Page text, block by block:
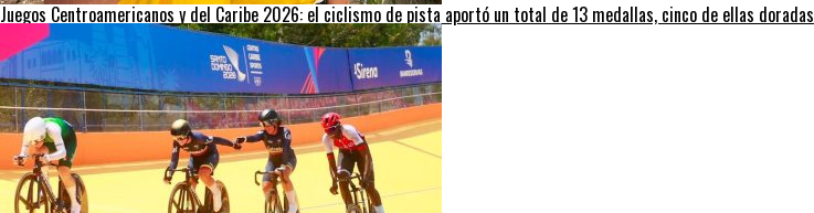
Juegos Centroamericanos y del Caribe 2026: el ciclismo de pista aportó un total de 13 medallas, cinco de ellas doradas